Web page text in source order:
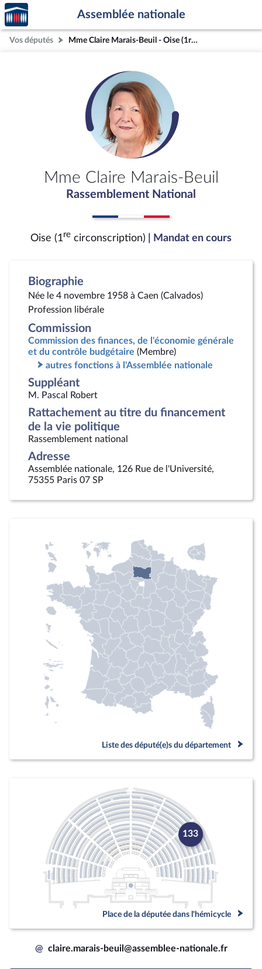
Aller au contenu
Aller en bas de la page
Accèder
à la
page
d'accueil
Assemblée nationale
Vos députés Mme Claire Marais-Beuil - Oise (1re circonscription)
Mme Claire Marais-Beuil
Rassemblement National
Oise (1re circonscription) | Mandat en cours
Biographie
Née le 4 novembre 1958 à Caen (Calvados)
Profession libérale
Commission
Commission des finances, de l'économie générale
et du contrôle budgétaire (Membre)
autres fonctions à l'Assemblée nationale
Suppléant
M. Pascal Robert
Rattachement au titre du financement
de la vie politique
Rassemblement national
Adresse
Assemblée nationale, 126 Rue de l'Université,
75355 Paris 07 SP
Liste des député(e)s du département
133
Place de la députée dans l'hémicycle
@ claire.marais-beuil@assemblee-nationale.fr